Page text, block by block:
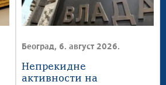
Београд, 6. август 2026.
Непрекидне
активности на